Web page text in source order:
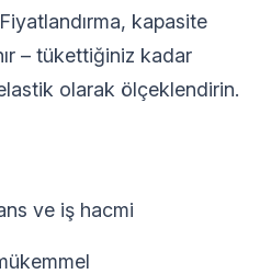
kapasite
– tükettiğiniz kadar
olarak ölçeklendirin.
ve iş hacmi